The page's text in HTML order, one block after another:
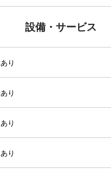
設備・サービス
あり
あり
あり
あり